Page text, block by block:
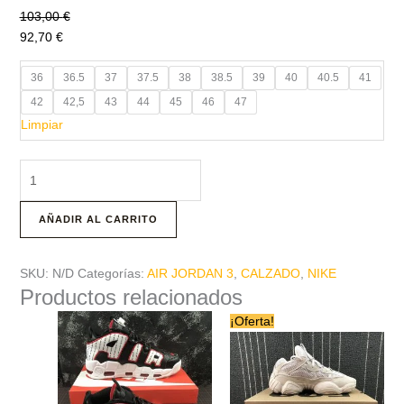
103,00€
92,70 €
36 36.5 37 37.5 38 38.5 39 40 40.5
41
42
42,5 43 44 45 46 47
Limpiar
AÑADIR AL CARRITO
SKU: N/D Categorías: AIR JORDAN 3, CALZADO, NIKE
Productos relacionados
Este
producto
tiene
múltiples
¡Oferta!
producto
tiene
múltiples